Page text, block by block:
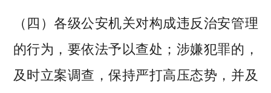
（四）各级公安机关对构成违反治安管理
的行为，要依法予以查处；涉嫌犯罪的，
及时立案调查，保持严打高压态势，并及